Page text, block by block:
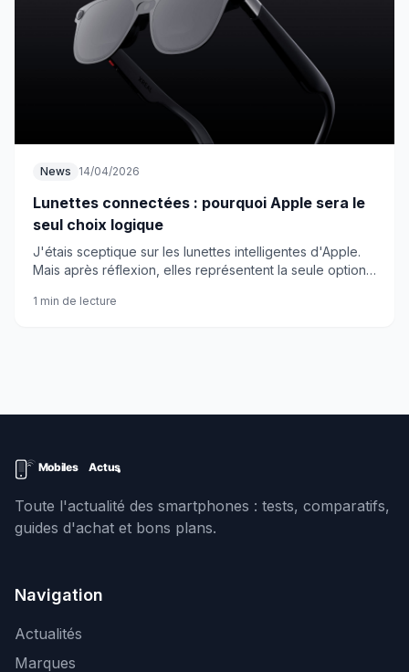
News 14/04/2026
Lunettes connectées : pourquoi Apple sera le
seul choix logique
J'étais sceptique sur les lunettes intelligentes d'Apple.
Mais après réflexion, elles représentent la seule option
1 min de lecture
Toute l'actualité des smartphones : tests, comparatifs,
guides d'achat et bons plans.
Navigation
Actualités
Marques